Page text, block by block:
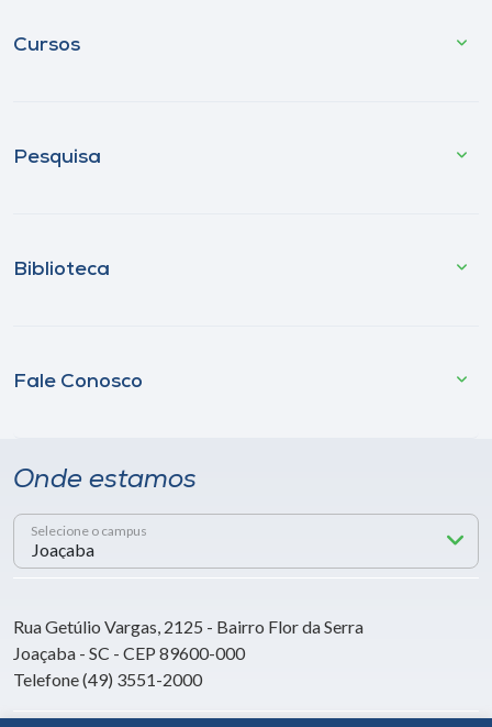
Cursos
Pesquisa
Biblioteca
Fale Conosco
Onde estamos
Selecione o campus
Rua Getúlio Vargas, 2125 - Bairro Flor da Serra
Joaçaba - SC - CEP 89600-000
Telefone (49) 3551-2000